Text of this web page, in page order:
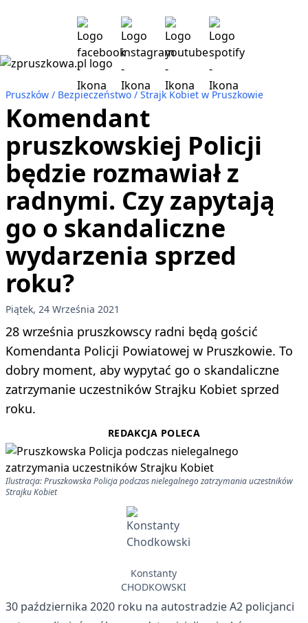
Pruszków Bezpieczeństwo Strajk Kobiet w Pruszkowie
Komendant
pruszkowskiej Policji
będzie rozmawiał z
radnymi. Czy zapytają
go o skandaliczne
wydarzenia sprzed
roku?
Piątek, 24 Września 2021
28 września pruszkowscy radni będą gościć
Komendanta Policji Powiatowej w Pruszkowie. To
dobry moment, aby wypytać go o skandaliczne
zatrzymanie uczestników Strajku Kobiet sprzed
roku.
REDAKCJA POLECA
Ilustracja: Pruszkowska Policja podczas nielegalnego zatrzymania uczestników
Strajku Kobiet
Konstanty
CHODKOWSKI
30 października 2020 roku na autostradzie A2 policjanci